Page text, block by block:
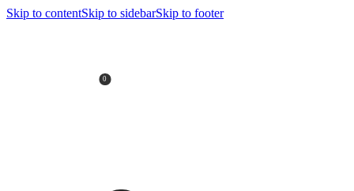
Skip to contentSkip to sidebarSkip to footer
0